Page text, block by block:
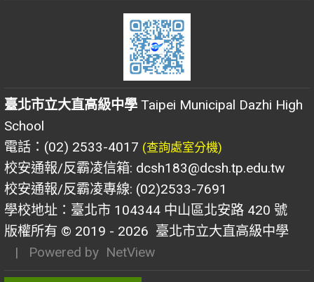
臺北市立大直高級中學 Taipei Municipal Dazhi High
School
電話：(02) 2533-4017 (查詢處室分機)
校安通報/反霸凌信箱: dcsh183@dcsh.tp.edu.tw
校安通報/反霸凌專線: (02)2533-7691
學校地址：臺北市 104344 中山區北安路 420 號
版權所有 © 2019 - 2026 臺北市立大直高級中學
| Powered by NetView